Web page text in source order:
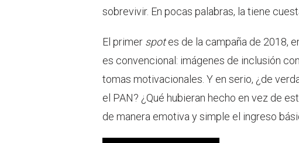
sobrevivir. En pocas palabras, la tiene
El primer spotes de la campaña de 2018,
es convencional: imágenes de inclusión
tomas motivacionales. Y en serio, ¿de
el PAN? ¿Qué hubieran hecho en vez de
de manera emotiva y simple el ingreso